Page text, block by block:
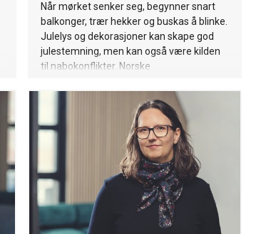
Når mørket senker seg, begynner snart
balkonger, trær hekker og buskas å blinke.
Julelys og dekorasjoner kan skape god
julestemning, men kan også være kilden
til nabokonflikter. Norske
får spørsmål om «for mye julelys» hver